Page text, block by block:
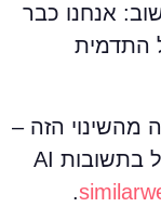
אנחנו כבר
הזה –
ויש כאלה שפשוט לא מופיעים בכלל בתשובות AI
.